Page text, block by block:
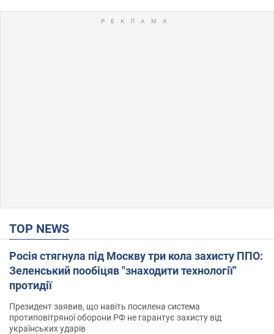
TOP NEWS
Росія стягнула під Москву три кола захисту ППО:
Зеленський пообіцяв "знаходити технології"
протидії
Президент заявив, що навіть посилена система
протиповітряної оборони РФ не гарантує захисту від
українських ударів